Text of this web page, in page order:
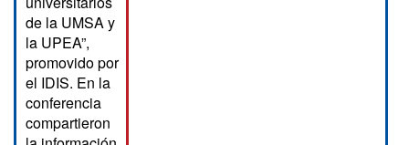
de la UMSA y
la UPEA”,
promovido por
el IDIS. En la
conferencia
compartieron